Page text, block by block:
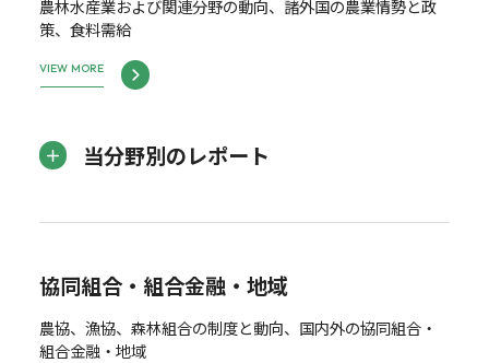
農林水産業および関連分野の動向、諸外国の農業情勢と政
策、食料需給
VIEW MORE
当分野別のレポート
協同組合・組合金融・地域
農協、漁協、森林組合の制度と動向、国内外の協同組合・
組合金融・地域